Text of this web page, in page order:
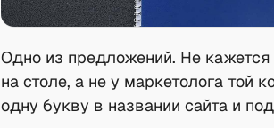
Одно из предложений. Не
на столе, а не у маркетолога той
одну букву в названии сайта и